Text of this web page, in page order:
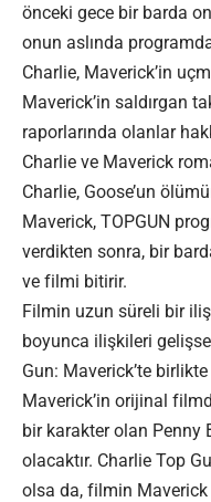
önceki gece bir barda
onun aslında
Charlie, Maverick’in
Maverick’in saldırgan
raporlarında olanlar
Charlie ve Maverick
Charlie, Goose’un
Maverick, TOPGUN
verdikten sonra, bir
ve filmi bitirir.
Filmin uzun süreli bir
boyunca ilişkileri
Gun: Maverick’te
Maverick’in orijinal
bir karakter olan Penny
olacaktır. Charlie Top
olsa da, filmin